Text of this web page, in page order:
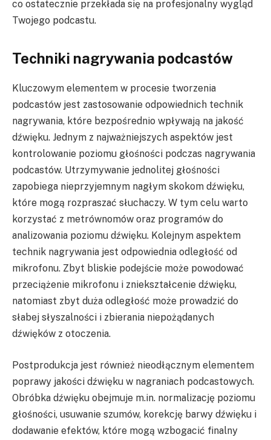
co ostatecznie przekłada się na profesjonalny wygląd
Twojego podcastu.
Techniki nagrywania podcastów
Kluczowym elementem w procesie tworzenia
podcastów jest zastosowanie odpowiednich technik
nagrywania, które bezpośrednio wpływają na jakość
dźwięku. Jednym z najważniejszych aspektów jest
kontrolowanie poziomu głośności podczas nagrywania
podcastów. Utrzymywanie jednolitej głośności
zapobiega nieprzyjemnym nagłym skokom dźwięku,
które mogą rozpraszać słuchaczy. W tym celu warto
korzystać z metrównomów oraz programów do
analizowania poziomu dźwięku. Kolejnym aspektem
technik nagrywania jest odpowiednia odległość od
mikrofonu. Zbyt bliskie podejście może powodować
przeciążenie mikrofonu i zniekształcenie dźwięku,
natomiast zbyt duża odległość może prowadzić do
słabej słyszalności i zbierania niepożądanych
dźwięków z otoczenia.
Postprodukcja jest również nieodłącznym elementem
poprawy jakości dźwięku w nagraniach podcastowych.
Obróbka dźwięku obejmuje m.in. normalizację poziomu
głośności, usuwanie szumów, korekcję barwy dźwięku i
dodawanie efektów, które mogą wzbogacić finalny